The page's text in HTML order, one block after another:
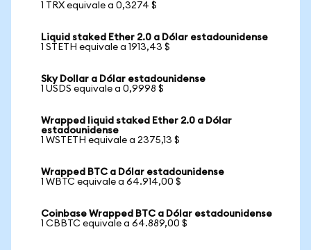
1 TRX equivale a 0,3274 $
Liquid staked Ether 2.0 a Dólar estadounidense
1 STETH equivale a 1913,43 $
Sky Dollar a Dólar estadounidense
1 USDS equivale a 0,9998 $
Wrapped liquid staked Ether 2.0 a Dólar
estadounidense
1 WSTETH equivale a 2375,13 $
Wrapped BTC a Dólar estadounidense
1 WBTC equivale a 64.914,00 $
Coinbase Wrapped BTC a Dólar estadounidense
1 CBBTC equivale a 64.889,00 $